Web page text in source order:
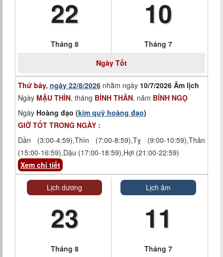
22
Tháng 8
10
Tháng 7
Ngày Tốt
Thứ bảy, ngày 22/8/2026 nhằm ngày 10/7/2026 Âm lịch
Ngày MẬU THÌN, tháng BÍNH THÂN, năm BÍNH NGỌ
Ngày Hoàng đạo (kim quỹ hoàng đạo)
GIỜ TỐT TRONG NGÀY :
Dần (3:00-4:59),Thìn (7:00-8:59),Tỵ (9:00-10:59),Thân
(15:00-16:59),Dậu (17:00-18:59),Hợi (21:00-22:59)
Xem chi tiết
Lịch dương
23
Tháng 8
Lịch âm
11
Tháng 7